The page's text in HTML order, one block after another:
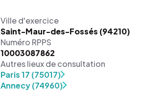
Ville d'exercice
Saint-Maur-des-Fossés (94210)
Numéro RPPS
10003087862
Autres lieux de consultation
Paris 17 (75017)
Annecy (74960)